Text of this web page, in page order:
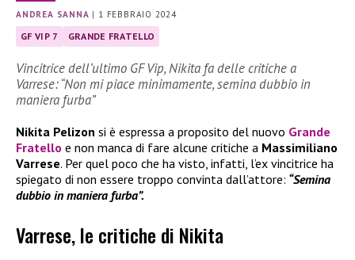
ANDREA SANNA | 1 FEBBRAIO 2024
GF VIP 7 GRANDE FRATELLO
Vincitrice dell’ultimo GF Vip, Nikita fa delle critiche a
Varrese: “Non mi piace minimamente, semina dubbio in
maniera furba”
Nikita Pelizon si è espressa a proposito del nuovo Grande
Fratello e non manca di fare alcune critiche a Massimiliano
Varrese. Per quel poco che ha visto, infatti, l’ex vincitrice ha
spiegato di non essere troppo convinta dall’attore: “Semina
dubbio in maniera furba”.
Varrese, le critiche di Nikita